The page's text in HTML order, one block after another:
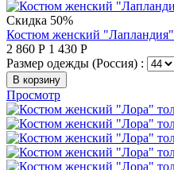
Скидка 50%
Костюм женский
2 860 Р 1 430 Р
Размер одежды (Россия) :
В корзину
Просмотр